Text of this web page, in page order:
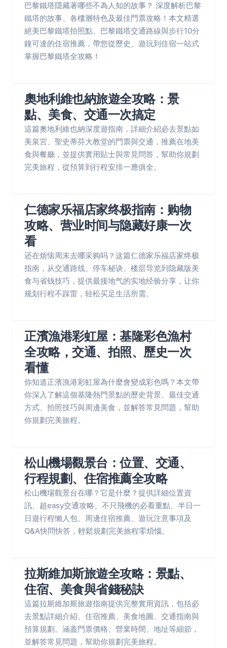
巴黎鐵塔隱藏著哪些不為人知的故事？ 深度解析巴黎
鐵塔的故事、各樓層特色及最佳門票攻略！本文精選
絕美巴黎鐵塔拍照點、巴黎鐵塔交通路線與步行10分
鐘可達的住宿推薦，帶您從歷史、遊玩到住宿一站式
掌握巴黎鐵塔全攻略！
奧地利維也納旅遊全攻略：景
點、美食、交通一次搞定
這篇奧地利維也納深度遊指南，詳細介紹必去景點如
美泉宮、聖史蒂芬大教堂的門票與交通，推薦在地美
食與餐廳，並提供實用貼士與常見問答，幫助你規劃
完美旅程，從預算到行程安排一應俱全。
仁德家乐福店家终极指南：购物
攻略、营业时间与隐藏好康一次
看
还在烦恼周末去哪采购吗？这篇仁德家乐福店家终极
指南，从交通路线、停车秘诀、楼层导览到隐藏版美
食与省钱技巧，提供最接地气的实地经验分享，让你
规划行程不踩雷，轻松买足生活所需。
正濱漁港彩虹屋：基隆彩色漁村
全攻略，交通、拍照、歷史一次
看懂
你知道正濱漁港彩虹屋為什麼會變成彩色嗎？本文帶
你深入了解這個基隆熱門景點的歷史背景、最佳交通
方式、拍照技巧與周邊美食，並解答常見問題，幫助
你規劃完美旅程。
松山機場觀景台：位置、交通、
行程規劃、住宿推薦全攻略
松山機場觀景台在哪？它是什麼？提供詳細位置資
訊、超easy交通攻略、不只飛機的必看重點、半日一
日遊行程懶人包、周邊住宿推薦、遊玩注意事項及
Q&A快問快答，輕鬆規劃完美旅程零煩惱。
拉斯維加斯旅遊全攻略：景點、
住宿、美食與省錢秘訣
這篇拉斯維加斯旅遊指南提供完整實用資訊，包括必
去景點詳細介紹、住宿推薦、美食地圖、交通指南與
預算規劃。涵蓋門票價格、營業時間、地址等細節，
並解答常見問題，幫助你規劃完美旅程。